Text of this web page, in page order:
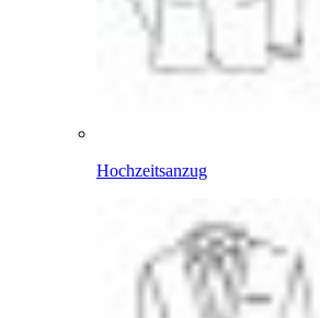
Hochzeitsanzug